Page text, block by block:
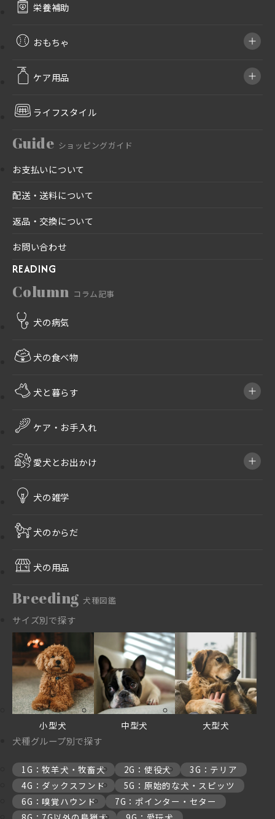
栄養補助
おもちゃ
ケア用品
ライフスタイル
Guide ショッピングガイド
お支払いについて
配送・送料について
返品・交換について
お問い合わせ
READING
Column コラム記事
犬の病気
犬の食べ物
犬と暮らす
ケア・お手入れ
愛犬とお出かけ
犬の雑学
犬のからだ
犬の用品
Breeding 犬種図鑑
サイズ別で探す
小型犬 中型犬 大型犬
犬種グループ別で探す
1G：牧羊犬・牧畜犬 2G：使役犬
3G：テリア
4G：ダックスフンド
5G：原始的な犬・スピッツ
6G：嗅覚ハウンド
7G：ポインター・セター